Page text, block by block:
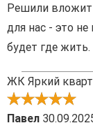
Решили
для нас - это
будет где жить.
ЖК Яркий
Павел